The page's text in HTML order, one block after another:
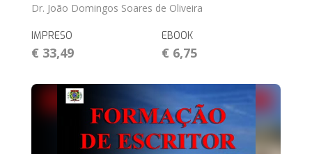
Dr. João Domingos Soares de Oliveira
IMPRESO
€ 33,49
EBOOK
€ 6,75